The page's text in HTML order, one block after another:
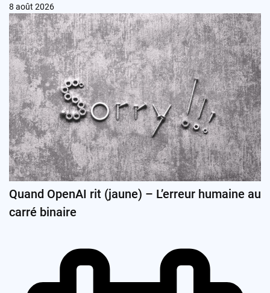
8 août 2026
Quand OpenAI rit (jaune) – L’erreur humaine au
carré binaire